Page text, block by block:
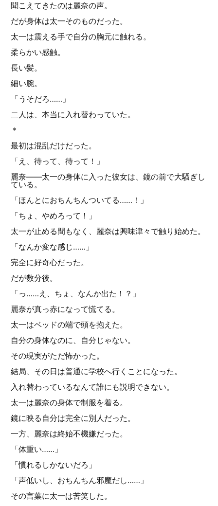
聞こえてきたのは麗奈の声。
だが身体は太一そのものだった。
太一は震える手で自分の胸元に触れる。
柔らかい感触。
長い髪。
細い腕。
「うそだろ……」
二人は、本当に入れ替わっていた。
＊
最初は混乱だけだった。
「え、待って、待って！」
麗奈——太一の身体に入った彼女は、鏡の前で大騒ぎし
ている。
「ほんとにおちんちんついてる……！」
「ちょ、やめろって！」
太一が止める間もなく、麗奈は興味津々で触り始めた。
「なんか変な感じ……」
完全に好奇心だった。
だが数分後。
「っ……え、ちょ、なんか出た！？」
麗奈が真っ赤になって慌てる。
太一はベッドの端で頭を抱えた。
自分の身体なのに、自分じゃない。
その現実がただ怖かった。
結局、その日は普通に学校へ行くことになった。
入れ替わっているなんて誰にも説明できない。
太一は麗奈の身体で制服を着る。
鏡に映る自分は完全に別人だった。
一方、麗奈は終始不機嫌だった。
「体重い……」
「慣れるしかないだろ」
「声低いし、おちんちん邪魔だし……」
その言葉に太一は苦笑した。